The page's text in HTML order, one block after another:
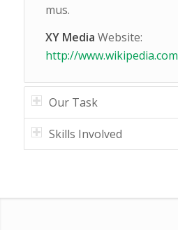
mus.
XY Media Website:
http://www.wikipedia.com
Our Task
Skills Involved